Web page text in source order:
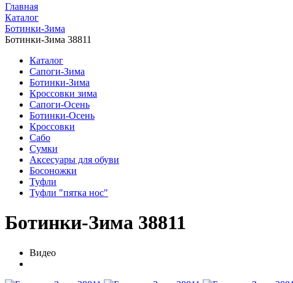
Главная
Каталог
Ботинки-Зима
Ботинки-Зима 38811
Каталог
Сапоги-Зима
Ботинки-Зима
Кроссовки зима
Сапоги-Осень
Ботинки-Осень
Кроссовки
Сабо
Сумки
Аксесуары для обуви
Босоножки
Туфли
Туфли "пятка нос"
Ботинки-Зима 38811
Видео